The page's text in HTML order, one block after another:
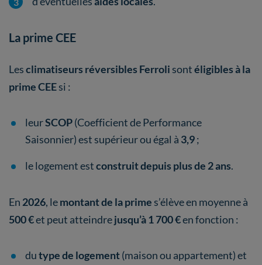
La prime CEE
Lesclimatiseurs réversibles Ferroli sontéligibles à la
prime CEEsi :
leurSCOP(Coefficient de Performance
Saisonnier) est supérieur ou égal à 3,9;
le logement estconstruit depuis plus de 2 ans.
En2026, lemontant de la prime s’élève en moyenne à
500 €et peut atteindrejusqu’à 1 700 €en fonction :
dutype de logement(maison ou appartement) et